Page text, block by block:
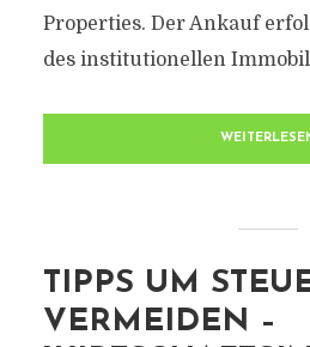
Properties. Der Ankauf
des institutionellen
TIPPS UM
VERMEIDEN –